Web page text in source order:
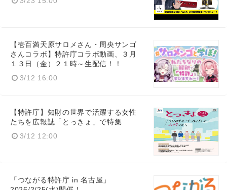
【壱百満天原サロメさん・周央サンゴ
さんコラボ】特許庁コラボ動画、３月
１３日（金）２１時～生配信！！
3/12 16:00
【特許庁】知財の世界で活躍する女性
たちを広報誌「とっきょ」で特集
3/12 12:00
「つながる特許庁 in 名古屋」